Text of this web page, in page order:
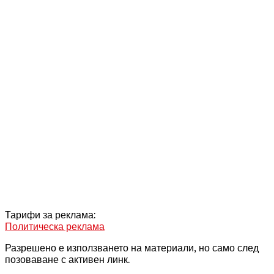
Тарифи за реклама:
Политическа реклама
Разрешено е използването на материали, но само след
позоваване с активен линк.